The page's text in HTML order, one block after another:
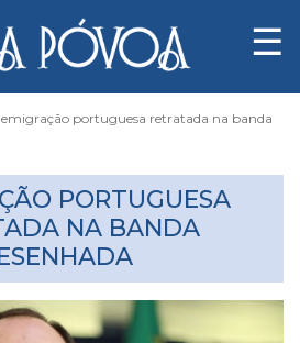
☰
emigração portuguesa retratada na banda
PORTUGUESA
NA BANDA